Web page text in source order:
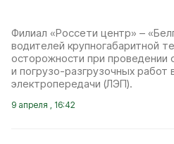
Филиал «Россети центр» –
водителей крупногабаритной
осторожности при проведении
и погрузо-разгрузочных работ
электропередачи (ЛЭП).
9 апреля , 16:42